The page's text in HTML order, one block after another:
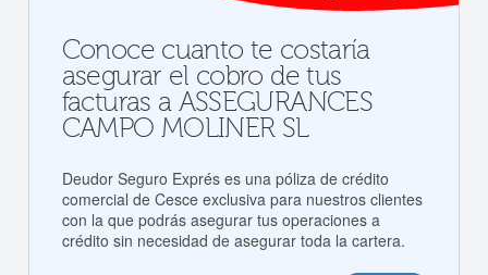
Conoce cuanto te costaría
asegurar el cobro de tus
facturas a ASSEGURANCES
CAMPO MOLINER SL
Deudor Seguro Exprés es una póliza de crédito
comercial de Cesce exclusiva para nuestros clientes
con la que podrás asegurar tus operaciones a
crédito sin necesidad de asegurar toda la cartera.